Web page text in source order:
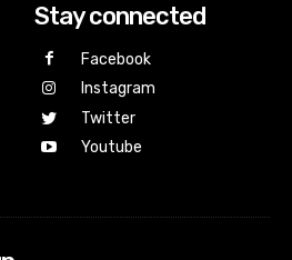
Stay connected
Facebook
Instagram
Twitter
Youtube